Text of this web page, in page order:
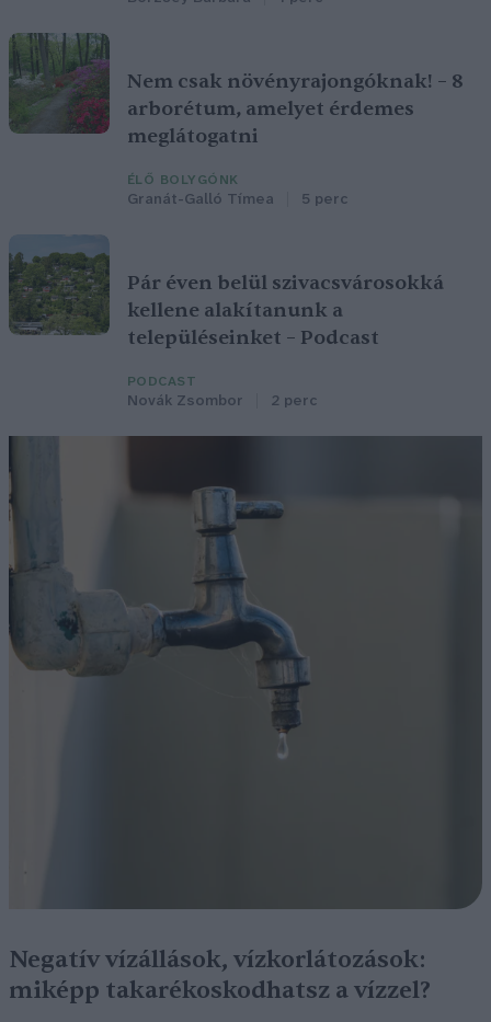
Nem csak növényrajongóknak! – 8
arborétum, amelyet érdemes
meglátogatni
ÉLŐ BOLYGÓNK
Granát-Galló Tímea 5 perc
Pár éven belül szivacsvárosokká
kellene alakítanunk a
településeinket – Podcast
PODCAST
Novák Zsombor 2 perc
Negatív vízállások, vízkorlátozások:
miképp takarékoskodhatsz a vízzel?